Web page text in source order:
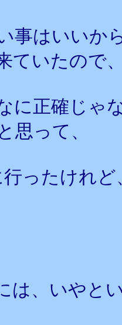
事はいいか
ていたので
に正確じゃ
思って、
ったけれ
は、いやと